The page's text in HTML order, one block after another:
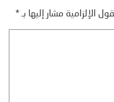
الإلزامية مشار إليها بـ*